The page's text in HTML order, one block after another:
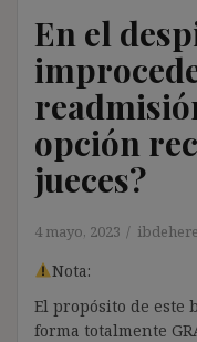
En el
opción
jueces?
4 mayo, 2023 ibdehere
Nota:
El propósito de este
forma totalmente